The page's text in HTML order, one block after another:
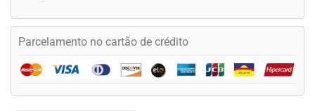
Parcelamento no cartão de crédito